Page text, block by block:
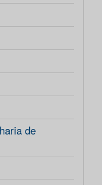
de